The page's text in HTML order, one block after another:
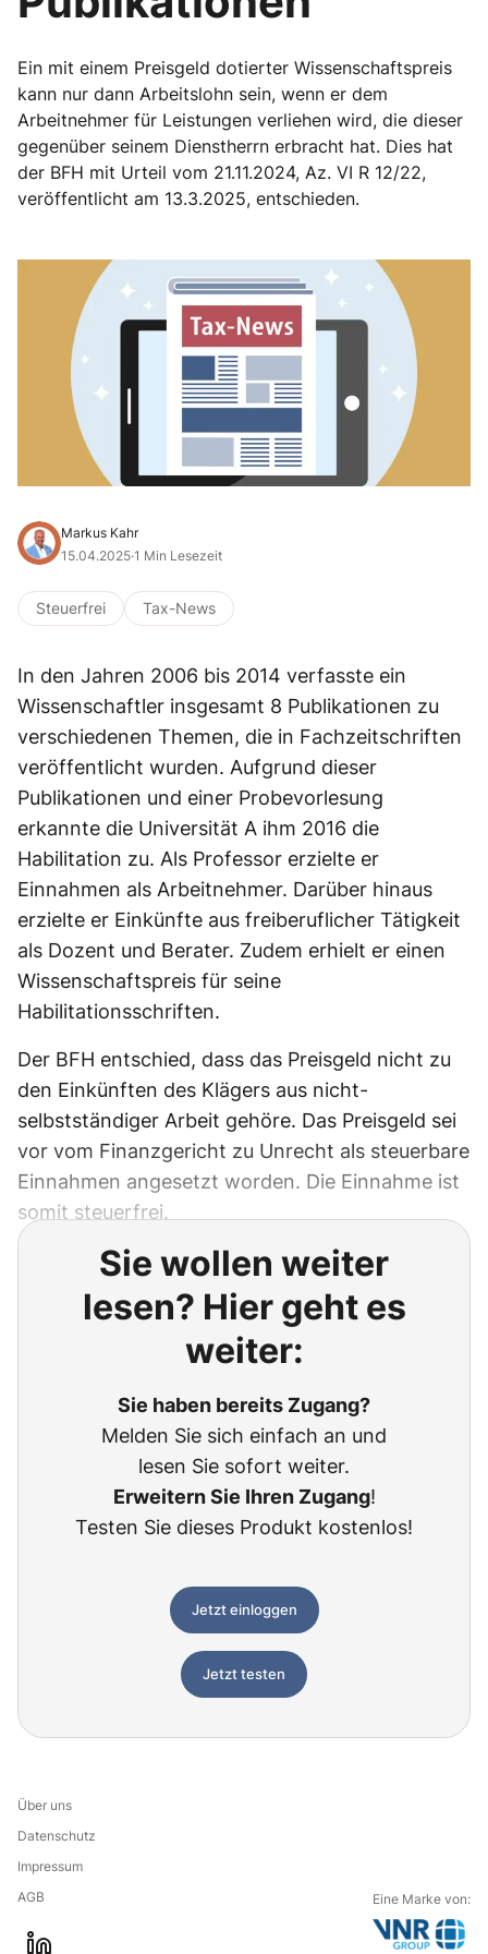
Ein mit einem Preisgeld dotierter Wissenschaftspreis
kann nur dann Arbeitslohn sein, wenn er dem
Arbeitnehmer für Leistungen verliehen wird, die dieser
gegenüber seinem Dienstherrn erbracht hat. Dies hat
der BFH mit Urteil vom 21.11.2024, Az. VI R 12/22,
veröffentlicht am 13.3.2025, entschieden.
Markus Kahr
15.04.2025·1 Min Lesezeit
Steuerfrei Tax-News
In den Jahren 2006 bis 2014 verfasste ein
Wissenschaftler insgesamt 8 Publikationen zu
verschiedenen Themen, die in Fachzeitschriften
veröffentlicht wurden. Aufgrund dieser
Publikationen und einer Probevorlesung
erkannte die Universität A ihm 2016 die
Habilitation zu. Als Professor erzielte er
Einnahmen als Arbeitnehmer. Darüber hinaus
erzielte er Einkünfte aus freiberuflicher Tätigkeit
als Dozent und Berater. Zudem er­hielt er einen
Wissenschaftspreis für seine
Habilitationsschriften.
Der BFH entschied, dass das Preisgeld nicht zu
den Einkünften des Klägers aus nicht-
selbstständiger Arbeit gehöre. Das Preisgeld sei
vor vom Finanzgericht zu Unrecht als steuerbare
Einnahmen angesetzt worden. Die Einnahme ist
somit steuerfrei.
Sie wollen weiter
lesen? Hier geht es
weiter:
Sie haben bereits Zugang?
Melden Sie sich einfach an und
lesen Sie sofort weiter.
Erweitern Sie Ihren Zugang!
Testen Sie dieses Produkt kostenlos!
Jetzt einloggen
Jetzt testen
Über uns
Datenschutz
Impressum
AGB
Eine Marke von: